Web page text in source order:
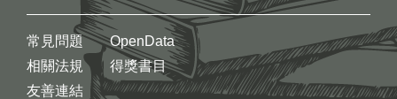
常見問題
相關法規
友善連結
OpenData
得獎書目